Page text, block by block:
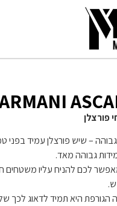
פורצלן
– שיש פורצלן עמיד בפני
גבוהה מאד.
לכם להניח עליו משטחים
היא תמיד לדאוג לכך